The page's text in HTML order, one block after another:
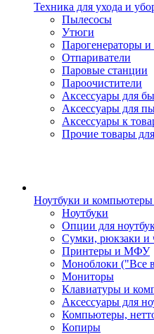
Техника для ухода и
Пылесосы
Утюги
Парогенераторы
Отпариватели
Паровые станции
Пароочистители
Аксессуары для
Аксессуары для
Аксессуары к
Прочие товары
Ноутбуки и компьютеры
Ноутбуки
Опции для
Сумки, рюкзаки и
Принтеры и МФУ
Моноблоки ("Все
Мониторы
Клавиатуры и
Аксессуары для
Компьютеры,
Копиры